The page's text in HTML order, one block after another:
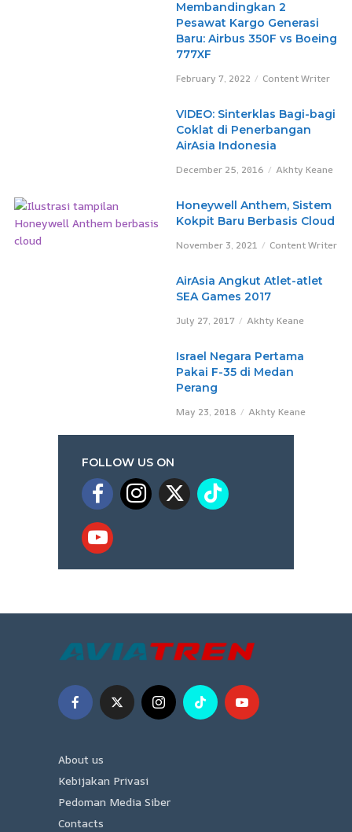
Membandingkan 2
Pesawat Kargo Generasi
Baru: Airbus 350F vs Boeing
777XF
February 7, 2022 Content Writer
VIDEO: Sinterklas Bagi-bagi
Coklat di Penerbangan
AirAsia Indonesia
December 25, 2016 Akhty Keane
Honeywell Anthem, Sistem
Kokpit Baru Berbasis Cloud
November 3, 2021 Content Writer
AirAsia Angkut Atlet-atlet
SEA Games 2017
July 27, 2017 Akhty Keane
Israel Negara Pertama
Pakai F-35 di Medan
Perang
May 23, 2018 Akhty Keane
FOLLOW US ON
About us
Kebijakan Privasi
Pedoman Media Siber
Contacts